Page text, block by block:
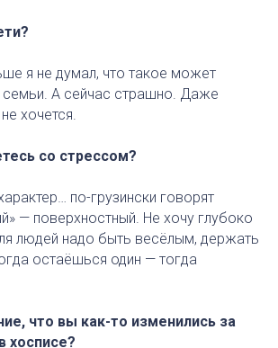
я не думал, что такое может
семьи. А сейчас страшно. Даже
хочется.
со стрессом?
по-грузински говорят
— поверхностный. Не хочу глубоко
людей надо быть весёлым, держать
остаёшься один — тогда
что вы как-то изменились за
хосписе?